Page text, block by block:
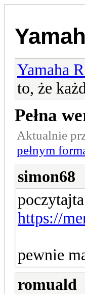
Yamaha
to, że
Pełna
Aktualnie
pełnym
simon68
https://
pewnie
romuald